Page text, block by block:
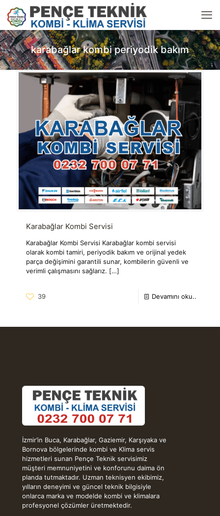
karabağlar kombi periyodik bakım
Karabağlar Kombi Servisi
Karabağlar Kombi Servisi Karabağlar kombi servisi
olarak kombi tamiri, periyodik bakım ve orijinal yedek
parça değişimini garantili sunar, kombilerin güvenli ve
verimli çalışmasını sağlarız. […]
39 Devamını oku..
İzmir’in Buca, Karabağlar, Gaziemir, Karşıyaka ve
Bornova bölgelerinde kombi ve Klima servis
hizmetleri sunan Pençe Teknik servisimiz
müşteri memnuniyetini ve konforunu daima ön
planda tutmaktadır. Uzman teknisyen ekibimiz,
yılların deneyimi ve güncel teknik bilgisiyle
onlarca marka ve modelde kombi ve klimalara
profesyonel çözümler üretmektedir.